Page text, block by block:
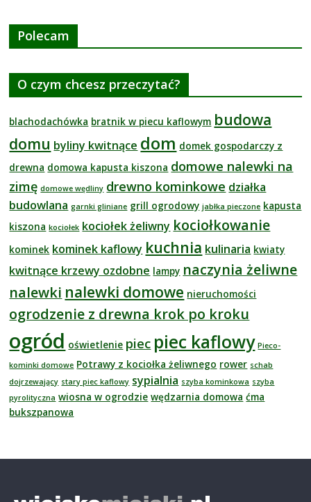
Polecam
O czym chcesz przeczytać?
blachodachówka bratnik w piecu kaflowym budowa
domu byliny kwitnące dom domek gospodarczy z
drewna domowa kapusta kiszona domowe nalewki na
zimę domowe wędliny drewno kominkowe działka
budowlana garnki gliniane grill ogrodowy jabłka pieczone kapusta
kiszona kociołek kociołek żeliwny kociołkowanie
kominek kominek kaflowy kuchnia kulinaria kwiaty
kwitnące krzewy ozdobne lampy naczynia żeliwne
nalewki nalewki domowe nieruchomości
ogrodzenie z drewna krok po kroku
ogród oświetlenie piec piec kaflowy Pieco-
kominki domowe Potrawy z kociołka żeliwnego rower schab
dojrzewający stary piec kaflowy sypialnia szyba kominkowa szyba
pyrolityczna wiosna w ogrodzie wędzarnia domowa ćma
bukszpanowa